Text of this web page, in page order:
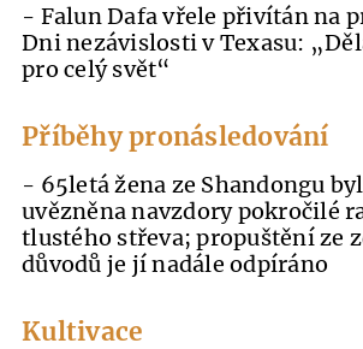
- Falun Dafa vřele přivítán na
Dni nezávislosti v Texasu:
pro celý svět“
Příběhy pronásledování
- 65letá žena ze Shandongu
uvězněna navzdory pokročilé
tlustého střeva; propuštění ze
důvodů je jí nadále odpíráno
Kultivace